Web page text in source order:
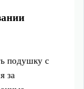
подушку с
за